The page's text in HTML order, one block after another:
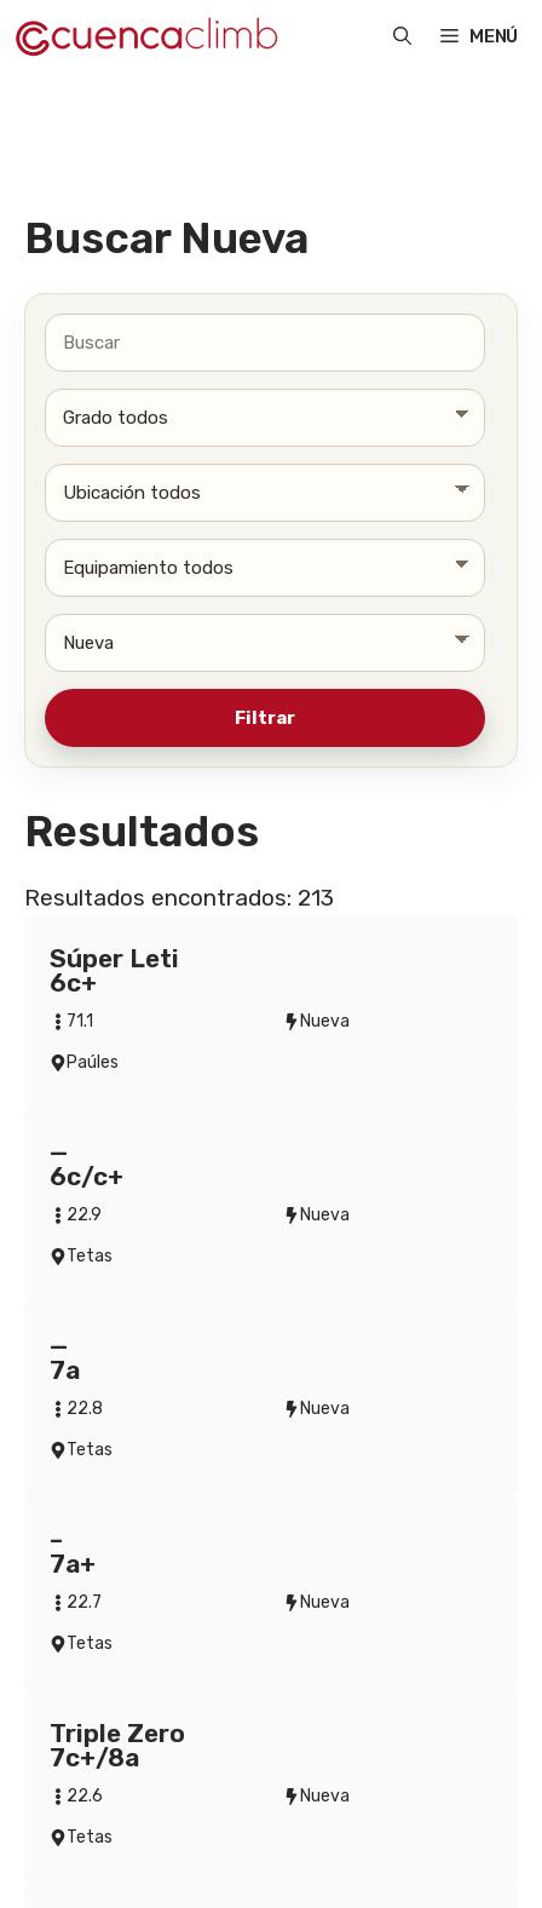
Saltar
al
MENÚ
Buscar Nueva
Resultados
Resultados encontrados: 213
Súper Leti
6c+
71.1
Nueva
Paúles
—
6c/c+
22.9
Nueva
Tetas
—
7a
22.8
Nueva
Tetas
–
7a+
22.7
Nueva
Tetas
Triple Zero
7c+/8a
22.6
Nueva
Tetas